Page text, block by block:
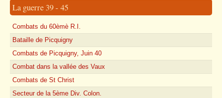
La guerre 39 - 45
Combats du 60èmè R.I.
Bataille de Picquigny
Combats de Picquigny, Juin 40
Combat dans la vallée des Vaux
Combats de St Christ
Secteur de la 5ème Div. Colon.